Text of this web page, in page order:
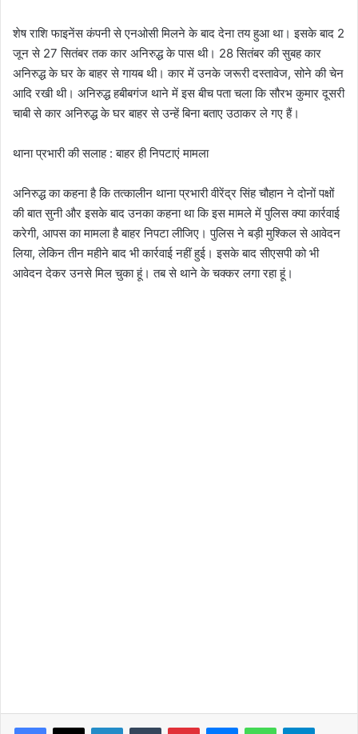
शेष राशि फाइनेंस कंपनी से एनओसी मिलने के बाद देना तय हुआ था। इसके बाद 2
जून से 27 सितंबर तक कार अनिरुद्ध के पास थी। 28 सितंबर की सुबह कार
अनिरुद्ध के घर के बाहर से गायब थी। कार में उनके जरूरी दस्तावेज, सोने की चेन
आदि रखी थी। अनिरुद्ध हबीबगंज थाने में इस बीच पता चला कि सौरभ कुमार दूसरी
चाबी से कार अनिरुद्ध के घर बाहर से उन्हें बिना बताए उठाकर ले गए हैं।
थाना प्रभारी की सलाह : बाहर ही निपटाएं मामला
अनिरुद्ध का कहना है कि तत्कालीन थाना प्रभारी वीरेंद्र सिंह चौहान ने दोनों पक्षों
की बात सुनी और इसके बाद उनका कहना था कि इस मामले में पुलिस क्या कार्रवाई
करेगी, आपस का मामला है बाहर निपटा लीजिए। पुलिस ने बड़ी मुश्किल से आवेदन
लिया, लेकिन तीन महीने बाद भी कार्रवाई नहीं हुई। इसके बाद सीएसपी को भी
आवेदन देकर उनसे मिल चुका हूं। तब से थाने के चक्कर लगा रहा हूं।
Facebook
X LinkedInTumblr PinterestMessengerWhatsApp